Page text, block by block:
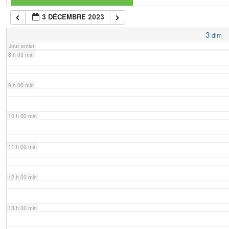
3 DÉCEMBRE 2023
3 dim
Jour entier
7 h 00 min
8 h 00 min
9 h 00 min
10 h 00 min
11 h 00 min
12 h 00 min
13 h 00 min